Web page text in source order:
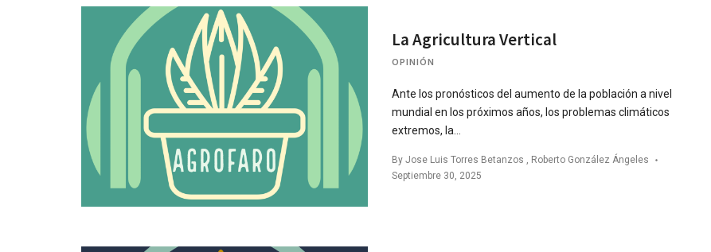
La Agricultura Vertical
OPINIÓN
Ante los pronósticos del aumento de la población a nivel
mundial en los próximos años, los problemas climáticos
extremos, la…
By Jose Luis Torres Betanzos
Roberto González Ángeles
Septiembre 30, 2025